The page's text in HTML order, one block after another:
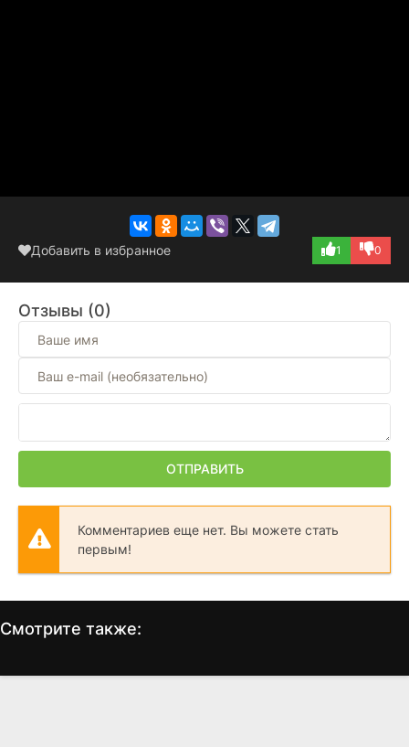
Добавить в избранное 1 0
Отзывы (0)
ОТПРАВИТЬ
Комментариев еще нет. Вы можете стать
первым!
Смотрите также:
Очень страшное кино Белые цыпочки